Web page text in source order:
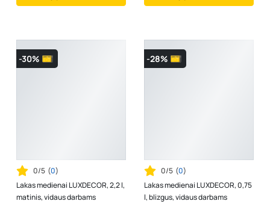
-30%
0/5 (0)
Lakas medienai LUXDECOR, 2,2 l,
matinis, vidaus darbams
-28%
0/5 (0)
Lakas medienai LUXDECOR, 0,75
l, blizgus, vidaus darbams